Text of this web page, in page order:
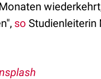
so Studienleiterin